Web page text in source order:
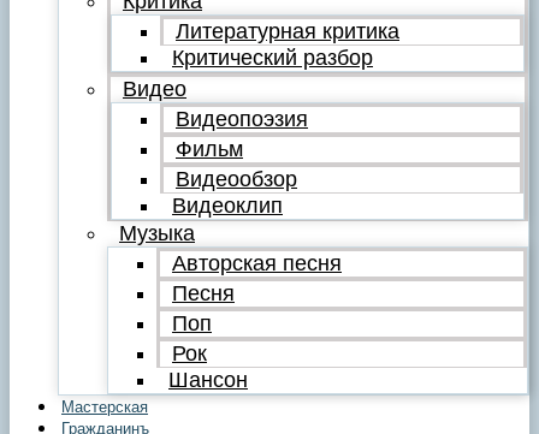
Литературная критика
Критический разбор
Видео
Видеопоэзия
Фильм
Видеообзор
Видеоклип
Музыка
Авторская песня
Песня
Поп
Рок
Шансон
Мастерская
Гражданинъ